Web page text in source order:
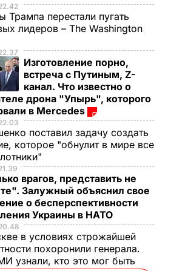
во
Трампа перестали пугать
лидеров – The Washington
Изготовление порно,
встреча с Путиным, Z-
канал. Что известно о
дрона "Упырь", которого
в Mercedes
поставил задачу создать
которое "обнулит в мире все
врагов, представить не
Залужный объяснил свое
о бесперспективности
Украины в НАТО
в условиях строжайшей
похоронили генерала.
узнали, кто это мог быть